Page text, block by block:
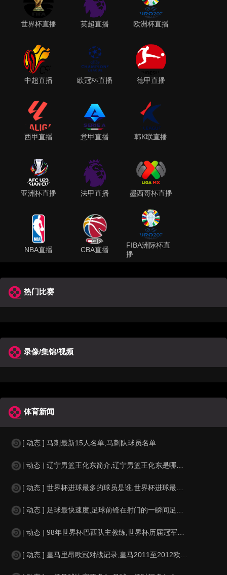
世界杯直播 英超直播 欧洲杯直播
中超直播 欧冠杯直播 德甲直播
西甲直播 意甲直播 韩K联直播
亚洲杯直播 法甲直播 墨西哥杯直播
NBA直播 CBA直播
FIBA洲际杯直
播
热门比赛
录像/集锦/视频
体育新闻
[ 动态 ] 马刺最新15人名单,马刺队球员名单
[ 动态 ] 辽宁男篮王化东简介,辽宁男篮王化东是哪里人？
[ 动态 ] 世界杯进球最多的球员是谁,世界杯进球最多的球员是谁？
[ 动态 ] 足球最快速度,足球前锋在射门的一瞬间足球的速度有多快？？
[ 动态 ] 98年世界杯巴西队主教练,世界杯历届冠军球队教练
[ 动态 ] 皇马里昂欧冠对战记录,皇马2011至2012欧冠赛程&nbs